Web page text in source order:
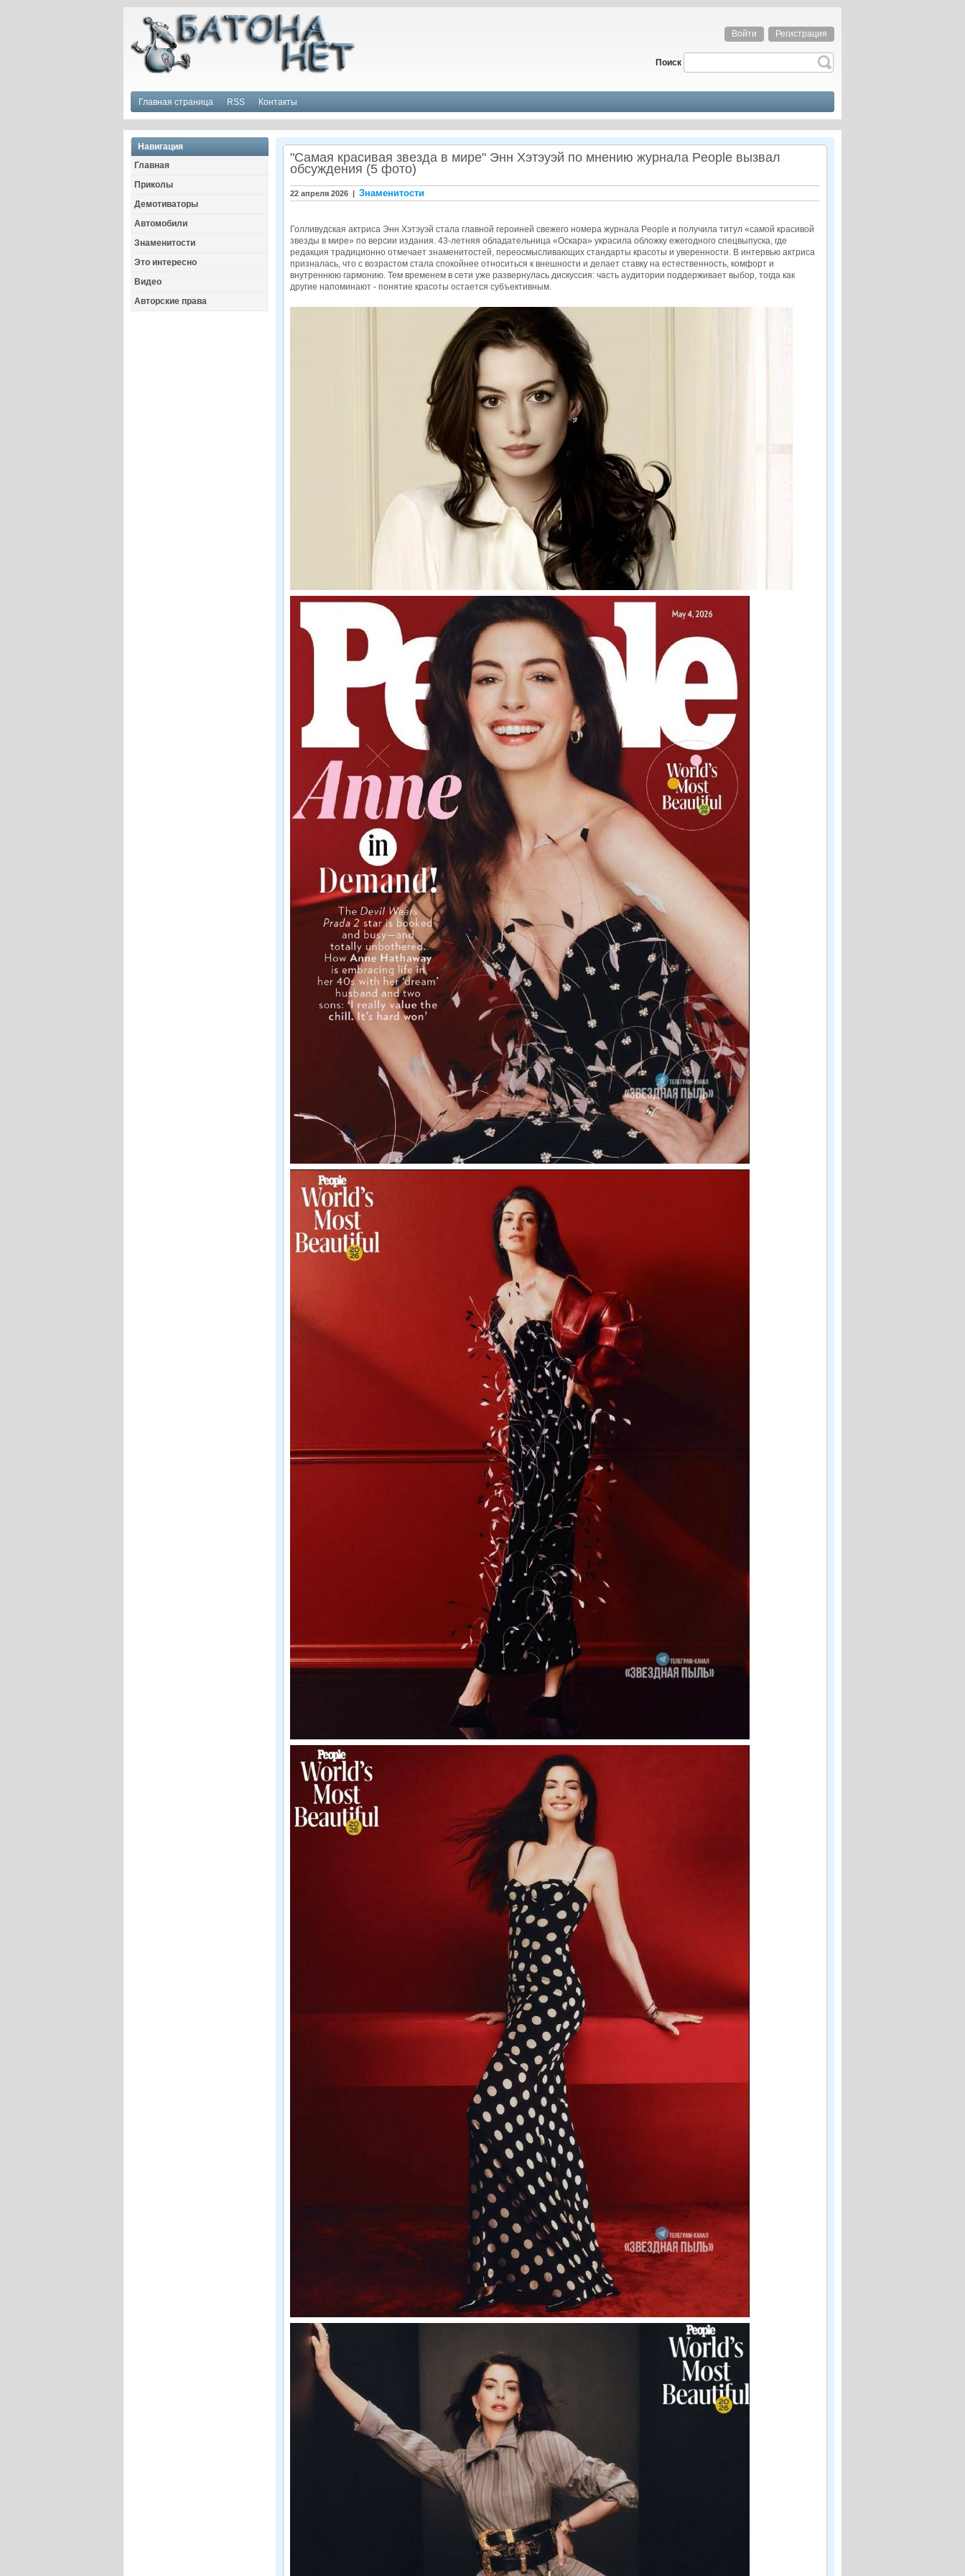
Войти Регистрация
Поиск
Главная страница RSS Контакты
Навигация
Главная
Приколы
Демотиваторы
Автомобили
Знаменитости
Это интересно
Видео
Авторские права
"Самая красивая звезда в мире" Энн Хэтэуэй по мнению журнала People вызвал
обсуждения (5 фото)
22 апреля 2026 | Знаменитости
Голливудская актриса Энн Хэтэуэй стала главной героиней свежего номера журнала People и получила титул «самой красивой
звезды в мире» по версии издания. 43-летняя обладательница «Оскара» украсила обложку ежегодного спецвыпуска, где
редакция традиционно отмечает знаменитостей, переосмысливающих стандарты красоты и уверенности. В интервью актриса
призналась, что с возрастом стала спокойнее относиться к внешности и делает ставку на естественность, комфорт и
внутреннюю гармонию. Тем временем в сети уже развернулась дискуссия: часть аудитории поддерживает выбор, тогда как
другие напоминают - понятие красоты остается субъективным.